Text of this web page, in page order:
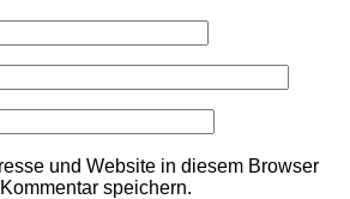
und Website in diesem Browser
speichern.